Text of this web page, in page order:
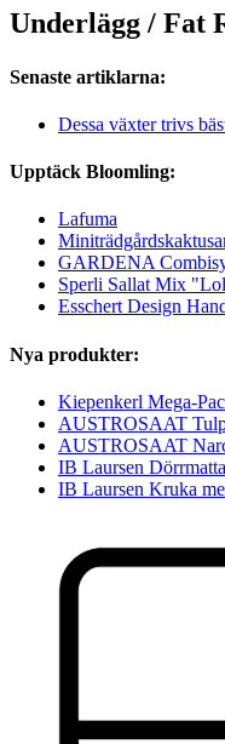
Underlägg / Fat
Senaste artiklarna:
Dessa växter trivs
Upptäck Bloomling:
Lafuma
GARDENA
Sperli Sallat Mix
Esschert Design
Nya produkter:
Kiepenkerl Mega-
AUSTROSAAT
AUSTROSAAT
IB Laursen
IB Laursen Kruka